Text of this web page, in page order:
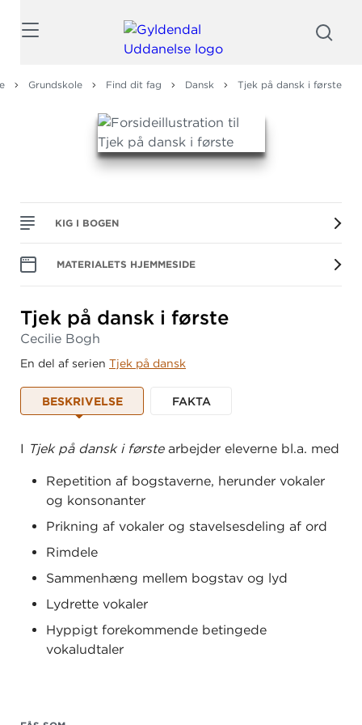
Grundskole Find dit fag Dansk Tjek på dansk i første
KIG I BOGEN
MATERIALETS HJEMMESIDE
Tjek på dansk i første
Cecilie Bogh
En del af serien Tjek på dansk
BESKRIVELSE FAKTA
I Tjek på dansk i førstearbejder eleverne bl.a. med
Repetition af bogstaverne, herunder vokaler
og konsonanter
Prikning af vokaler og stavelsesdeling af ord
Rimdele
Sammenhæng mellem bogstav og lyd
Lydrette vokaler
Hyppigt forekommende betingede
vokaludtaler
Sammensatte ord